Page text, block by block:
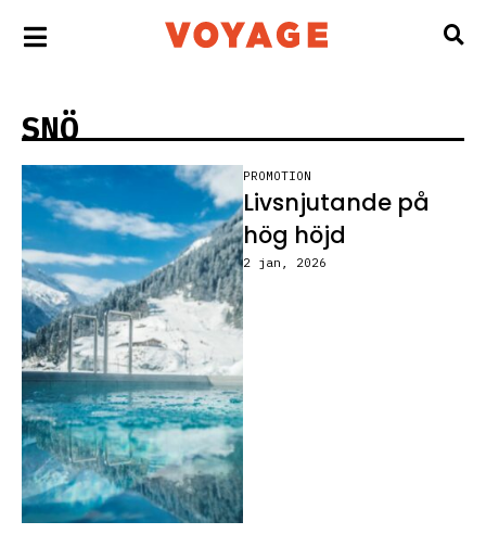
SNÖ
PROMOTION
Livsnjutande på
hög höjd
2 jan, 2026